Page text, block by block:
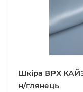
Шкіра ВРХ
н/глянець